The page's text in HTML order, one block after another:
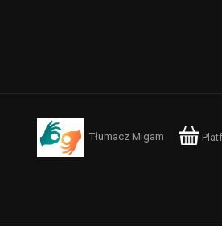
Tłumacz Migam